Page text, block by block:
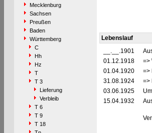
Mecklenburg
Sachsen
Preußen
Baden
Württemberg
C
Hh
Hz
T
T 3
Lieferung
Verbleib
T 6
T 9
T 18
Lebenslauf
__.__.1901
01.12.1918
=>
01.04.1920
=>
31.08.1924
=>
03.06.1925
15.04.1932